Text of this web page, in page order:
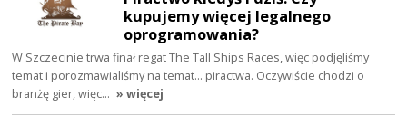
kupujemy więcej legalnego
oprogramowania?
W Szczecinie trwa finał regat The Tall Ships Races, więc podjęliśmy
temat i porozmawialiśmy na temat... piractwa. Oczywiście chodzi o
branżę gier, więc… » więcej